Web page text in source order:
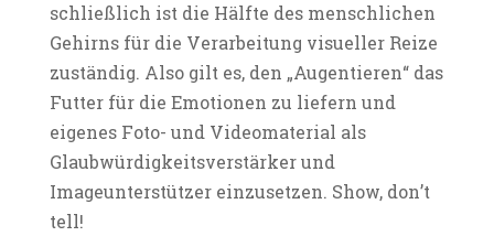
schließlich ist die Hälfte des menschlichen
Gehirns für die Verarbeitung visueller Reize
zuständig. Also gilt es, den „Augentieren“ das
Futter für die Emotionen zu liefern und
eigenes Foto- und Videomaterial als
Glaubwürdigkeitsverstärker und
Imageunterstützer einzusetzen. Show, don’t
tell!